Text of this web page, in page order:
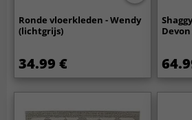
Ronde vloerkleden - Wendy
(lichtgrijs)
34.99 €